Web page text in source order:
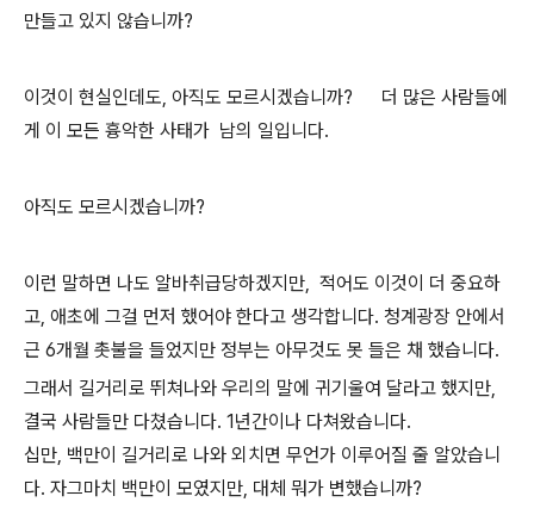
만들고 있지 않습니까?
이것이 현실인데도, 아직도 모르시겠습니까? 더 많은 사람들에
게 이 모든 흉악한 사태가 남의 일입니다.
아직도 모르시겠습니까?
이런 말하면 나도 알바취급당하겠지만, 적어도 이것이 더 중요하
고, 애초에 그걸 먼저 했어야 한다고 생각합니다. 청계광장 안에서
근 6개월 촛불을 들었지만 정부는 아무것도 못 들은 채 했습니다.
그래서 길거리로 뛰쳐나와 우리의 말에 귀기울여 달라고 했지만,
결국 사람들만 다쳤습니다. 1년간이나 다쳐왔습니다.
십만, 백만이 길거리로 나와 외치면 무언가 이루어질 줄 알았습니
다. 자그마치 백만이 모였지만, 대체 뭐가 변했습니까?